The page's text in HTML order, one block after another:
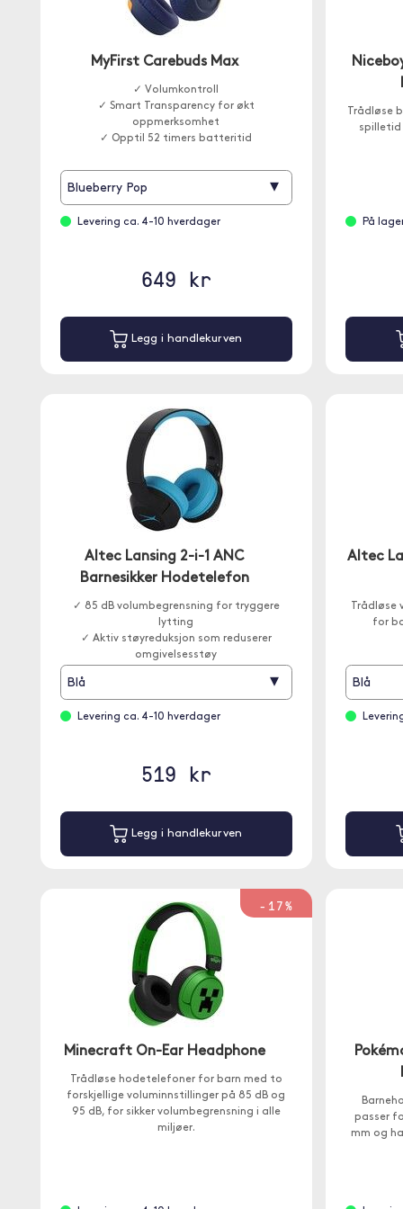
MyFirst Carebuds Max
✓ Volumkontroll
✓ Smart Transparency for økt
oppmerksomhet
✓ Opptil 52 timers batteritid
Blueberry Pop ▾
Levering ca. 4-10 hverdager
649 kr
Legg i handlekurven
Trådløse
spilletid
På
Altec Lansing 2-i-1 ANC
Barnesikker Hodetelefon
✓ 85 dB volumbegrensning for tryggere
lytting
✓ Aktiv støyreduksjon som reduserer
omgivelsesstøy
Blå ▾
Levering ca. 4-10 hverdager
519 kr
Legg i handlekurven
Altec
for
Blå
-17%
Minecraft On-Ear Headphone
Trådløse hodetelefoner for barn med to
forskjellige voluminnstillinger på 85 dB og
95 dB, for sikker volumbegrensning i alle
miljøer.
passer
mm og